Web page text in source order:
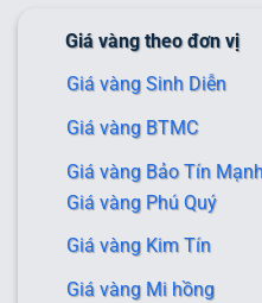
Giá vàng theo đơn vị
Giá vàng Sinh Diễn
Giá vàng BTMC
Giá vàng Bảo Tín
Giá vàng Phú Quý
Giá vàng Kim Tín
Giá vàng Mi hồng